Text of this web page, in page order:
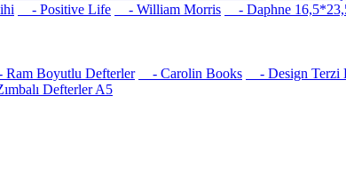
- Positive Life - William Morris - Daphne
Boyutlu Defterler - Carolin Books - Design Terzi
Defterler A5